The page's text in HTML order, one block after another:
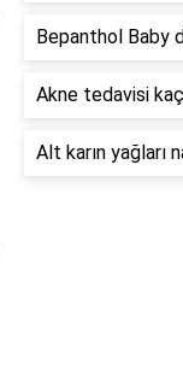
Bepanthol Baby
Akne tedavisi
Alt karın yağları